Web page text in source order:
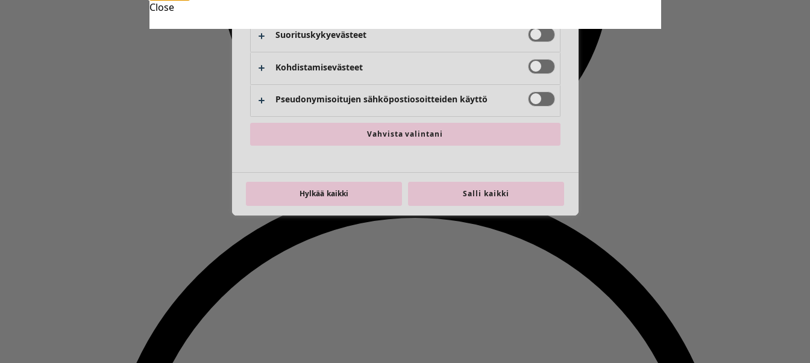
Close
Suorituskykyevästeet
Kohdistamisevästeet
Pseudonymisoitujen sähköpostiosoitteiden käyttö
Vahvista valintani
Hylkää kaikki Salli kaikki